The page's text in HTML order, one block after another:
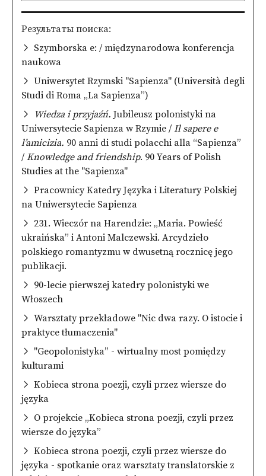
Pезультаты поиска
Szymborska e: / międzynarodowa konferencja
naukowa
Uniwersytet Rzymski "Sapienza" (Università degli
Studi di Roma „La Sapienza”)
Wiedza i przyjaźń. Jubileusz polonistyki na
Uniwersytecie Sapienza w Rzymie / Il sapere e
l’amicizia. 90 anni di studi polacchi alla “Sapienza”
/ Knowledge and friendship. 90 Years of Polish
Studies at the "Sapienza"
Pracownicy Katedry Języka i Literatury Polskiej
na Uniwersytecie Sapienza
231. Wieczór na Harendzie: „Maria. Powieść
ukraińska” i Antoni Malczewski. Arcydzieło
polskiego romantyzmu w dwusetną rocznicę jego
publikacji.
90-lecie pierwszej katedry polonistyki we
Włoszech
Warsztaty przekładowe "Nic dwa razy. O istocie i
praktyce tłumaczenia"
"Geopolonistyka” - wirtualny most pomiędzy
kulturami
Kobieca strona poezji, czyli przez wiersze do
języka
O projekcie „Kobieca strona poezji, czyli przez
wiersze do języka”
Kobieca strona poezji, czyli przez wiersze do
języka - spotkanie oraz warsztaty translatorskie z